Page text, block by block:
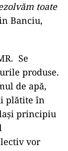
toate
Banciu,
Se
produse.
de apă,
plătite în
principiu
vor